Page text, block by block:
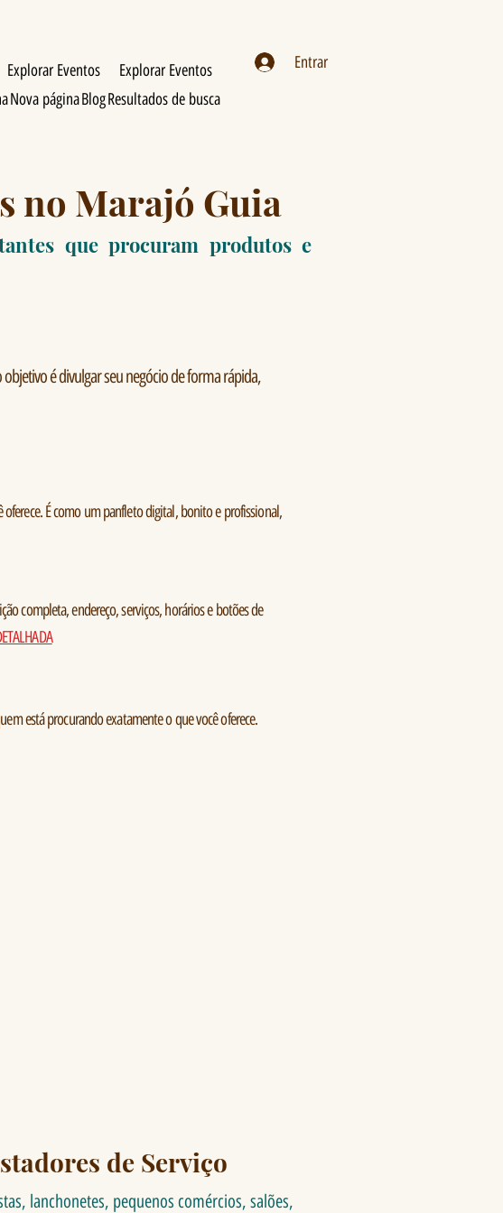
Entrar
Explorar Eventos
Explorar Eventos
Nova páginaBlogResultados de busca
no Marajó Guia
que procuram produtos e
é divulgar seu negócio de forma rápida,
É como um panfleto digital, bonito e profissional,
completa, endereço, serviços, horários e botões de
está procurando exatamente o que você oferece.
de Serviço
lanchonetes, pequenos comércios, salões,